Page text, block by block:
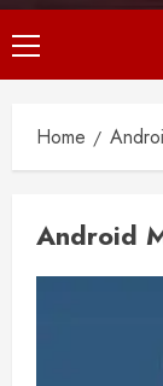
Primary
Menu
Home
Android